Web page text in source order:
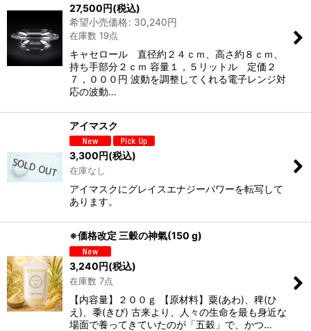
27,500円(税込)
希望小売価格: 30,240円
在庫数 19点
キャセロール 直径約２４ｃｍ、高さ約８ｃｍ、
持ち手部分２ｃｍ 容量１，５リットル 定価２
７，０００円 波動を調整してくれる電子レンジ対
応の波動…
アイマスク
3,300円(税込)
在庫なし
アイマスクにグレイスエナジーパワーを転写して
あります。
※価格改定 三穀の神氣(150 g)
3,240円(税込)
在庫数 7点
【内容量】２００ｇ 【原材料】粟(あわ)、稗(ひ
え)、黍(きび) 古来より、人々の生命を最も身近な
場面で養ってきていたのが「五穀」で、かつ…